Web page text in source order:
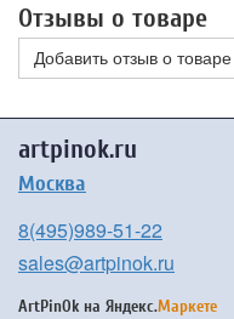
Отзывы о товаре
Добавить отзыв о товаре
artpinok.ru
Москва
8(495)989-51-22
sales@artpinok.ru
ArtPinOk на Яндекс.Маркете